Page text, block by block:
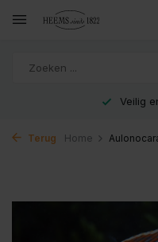
Veilig en
Terug Home